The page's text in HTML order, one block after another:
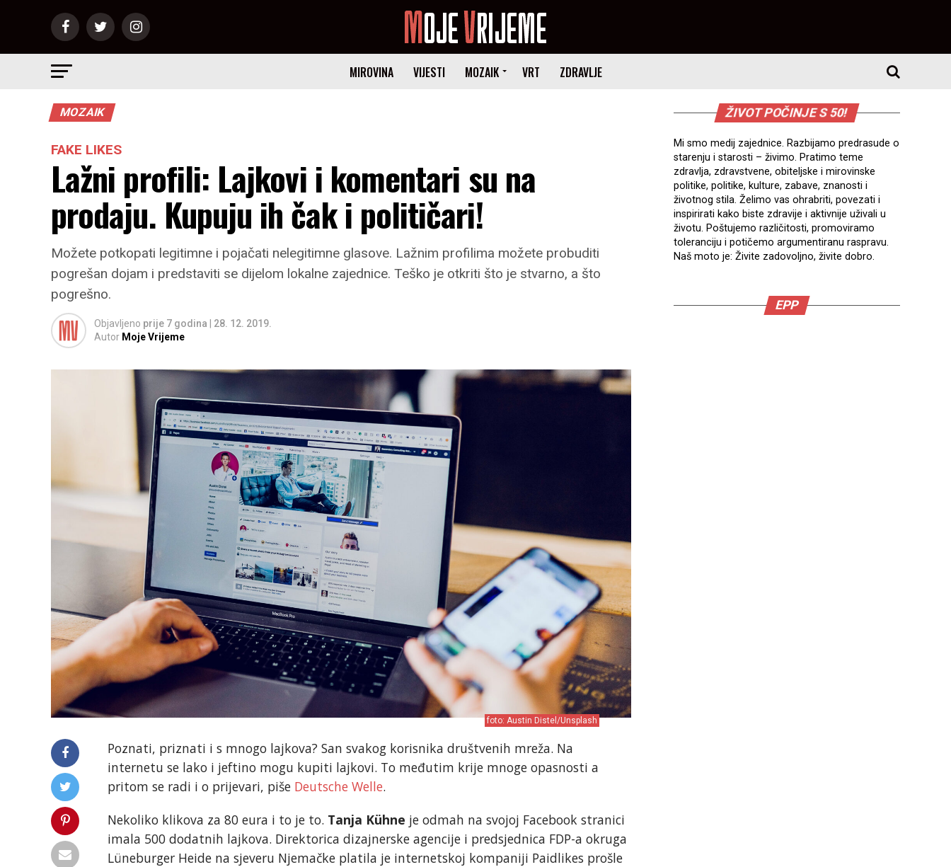
MIROVINA VIJESTI MOZAIK VRT ZDRAVLJE
MOZAIK
FAKE LIKES
Lažni profili: Lajkovi i komentari su na
prodaju. Kupuju ih čak i političari!
Možete potkopati legitimne i pojačati nelegitimne glasove. Lažnim profilima možete probuditi
pogrešan dojam i predstaviti se dijelom lokalne zajednice. Teško je otkriti što je stvarno, a što
pogrešno.
Objavljeno prije 7 godina
28. 12. 2019.
Autor Moje Vrijeme
foto: Austin Distel/Unsplash
Poznati, priznati i s mnogo lajkova? San svakog korisnika društvenih mreža. Na
internetu se lako i jeftino mogu kupiti lajkovi. To međutim krije mnoge opasnosti a
pritom se radi i o prijevari, piše Deutsche Welle.
Nekoliko klikova za 80 eura i to je to. Tanja Kühne je odmah na svojoj Facebook stranici
imala 500 dodatnih lajkova. Direktorica dizajnerske agencije i predsjednica FDP-a okruga
Lüneburger Heide na sjeveru Njemačke platila je internetskoj kompaniji Paidlikes prošle
ŽIVOT POČINJE S 50!
Mi smo medij zajednice. Razbijamo predrasude o
starenju i starosti – živimo. Pratimo teme
zdravlja, zdravstvene, obiteljske i mirovinske
politike, politike, kulture, zabave, znanosti i
životnog stila. Želimo vas ohrabriti, povezati i
inspirirati kako biste zdravije i aktivnije uživali u
životu. Poštujemo različitosti, promoviramo
toleranciju i potičemo argumentiranu raspravu.
Naš moto je: Živite zadovoljno, živite dobro.
EPP